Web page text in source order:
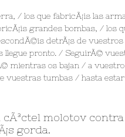
/ los que fabricÃ¡is las
grandes bombas, / los
detrÃ¡s de
llegue pronto. / SeguirÃ©
mientras os bajan / a
vuestras tumbas / hasta
molotov
gorda.